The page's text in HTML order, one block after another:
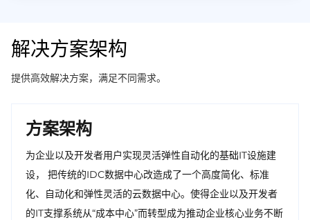
解决方案架构
提供高效解决方案，满足不同需求。
方案架构
为企业以及开发者用户实现灵活弹性自动化的基础IT设施建
设， 把传统的IDC数据中心改造成了一个高度简化、标准
化、自动化和弹性灵活的云数据中心。使得企业以及开发者
的IT支撑系统从“成本中心”而转型成为推动企业核心业务不断